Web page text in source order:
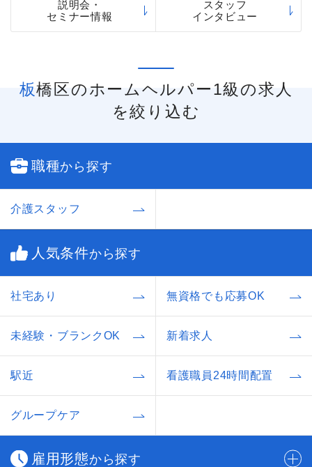
説明会・
セミナー情報
スタッフ
インタビュー
板橋区のホームヘルパー1級の求人
を絞り込む
職種から探す
介護スタッフ
人気条件から探す
社宅あり 無資格でも応募OK
未経験・ブランクOK 新着求人
駅近 看護職員24時間配置
グループケア
雇用形態から探す